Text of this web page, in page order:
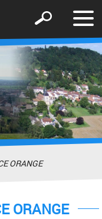
le
Afficher
formulaire
de
recherche
ORANGE
ORANGE